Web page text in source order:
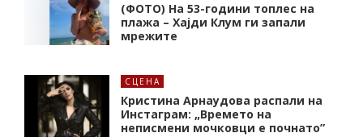
(ФОТО) На 53-години топлес на
плажа – Хајди Клум ги запали
мрежите
СЦЕНА
Кристина Арнаудова распали на
Инстаграм: „Времето на
неписмени мочковци е почнато”